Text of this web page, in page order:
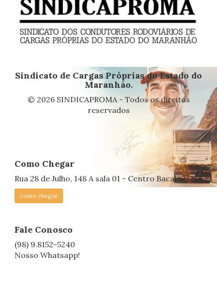
Sindicato de Cargas Próprias do Estado do
Maranhão.
© 2026 SINDICAPROMA - Todos os direitos
reservados
Como Chegar
Rua 28 de Julho, 148 A sala 01 - Centro Bacabal/MA
como chegar
Fale Conosco
(98) 9.8152-5240
Nosso Whatsapp!